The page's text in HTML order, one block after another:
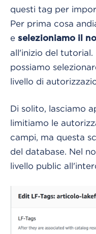
questi tag per
Per prima cosa
e selezioniamo il
all'inizio del tutorial.
possiamo
livello di
Di solito, lasciamo
limitiamo le
campi, ma questa
del database. Nel
livello public